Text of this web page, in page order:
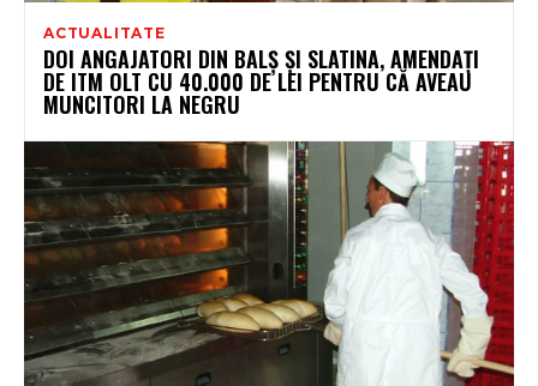
ACTUALITATE
DOI ANGAJATORI DIN BALȘ ȘI SLATINA, AMENDAȚI
DE ITM OLT CU 40.000 DE LEI PENTRU CĂ AVEAU
MUNCITORI LA NEGRU